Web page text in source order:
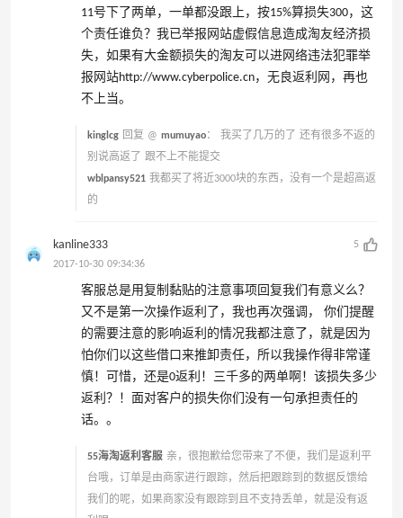
11号下了两单，一单都没跟上，按15%算损失300，这
个责任谁负？我已举报网站虚假信息造成淘友经济损
失，如果有大金额损失的淘友可以进网络违法犯罪举
报网站http://www.cyberpolice.cn，无良返利网，再也
不上当。
kinglcg 回复 @ mumuyao： 我买了几万的了 还有很多不返的
别说高返了 跟不上不能提交
wblpansy521 我都买了将近3000块的东西，没有一个是超高返
的
kanline333
5
2017-10-30 09:34:36
客服总是用复制黏贴的注意事项回复我们有意义么？
又不是第一次操作返利了，我也再次强调， 你们提醒
的需要注意的影响返利的情况我都注意了，就是因为
怕你们以这些借口来推卸责任，所以我操作得非常谨
慎！可惜，还是0返利！三千多的两单啊！该损失多少
返利？！面对客户的损失你们没有一句承担责任的
话。。
55海淘返利客服 亲，很抱歉给您带来了不便，我们是返利平
台哦，订单是由商家进行跟踪，然后把跟踪到的数据反馈给
我们的呢，如果商家没有跟踪到且不支持丢单，就是没有返